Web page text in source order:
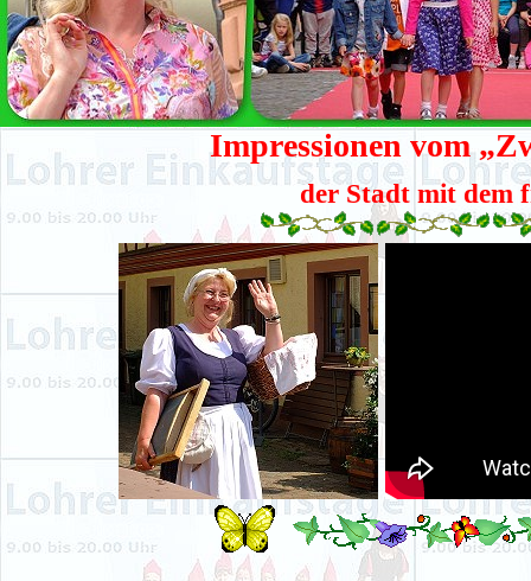
Impressionen vom
der Stadt mit dem